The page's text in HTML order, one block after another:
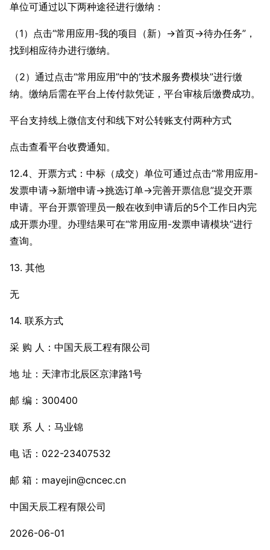
单位可通过以下两种途径进行缴纳：
（1）点击“常用应用-我的项目（新）→首页→待办任务”，
找到相应待办进行缴纳。
（2）通过点击“常用应用”中的“技术服务费模块”进行缴
纳。缴纳后需在平台上传付款凭证，平台审核后缴费成功。
平台支持线上微信支付和线下对公转账支付两种方式
点击查看平台收费通知。
12.4、开票方式：中标（成交）单位可通过点击“常用应用-
发票申请→新增申请→挑选订单→完善开票信息”提交开票
申请。平台开票管理员一般在收到申请后的5个工作日内完
成开票办理。办理结果可在“常用应用-发票申请模块”进行
查询。
13. 其他
无
14. 联系方式
采 购 人：中国天辰工程有限公司
地 址：天津市北辰区京津路1号
邮 编：300400
联 系 人：马业锦
电 话：022-23407532
邮 箱：mayejin@cncec.cn
中国天辰工程有限公司
2026-06-01